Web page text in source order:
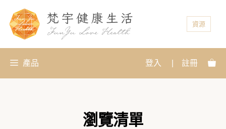
資源
產品 登入 註冊
瀏覽清單